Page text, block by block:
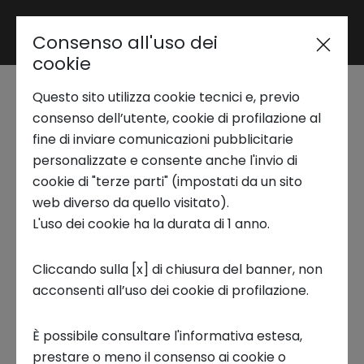
Area riservata
Trend Analysis
Applied Research
Startup Development
Business Transformation
Ecosystem enabling
Giocare la vita.
L'ausilio ludico per
superare la disabilità
20 LUGLIO 2023
INNOVATION COFFEE PODCAST
Consenso all'uso dei
cookie
Questo sito utilizza cookie tecnici e, previo
consenso dell’utente, cookie di profilazione al
fine di inviare comunicazioni pubblicitarie
personalizzate e consente anche l'invio di
cookie di "terze parti" (impostati da un sito
web diverso da quello visitato).
L'uso dei cookie ha la durata di 1 anno.
Cliccando sulla [x] di chiusura del banner, non
acconsenti all’uso dei cookie di profilazione.
È possibile consultare l'informativa estesa,
prestare o meno il consenso ai cookie o